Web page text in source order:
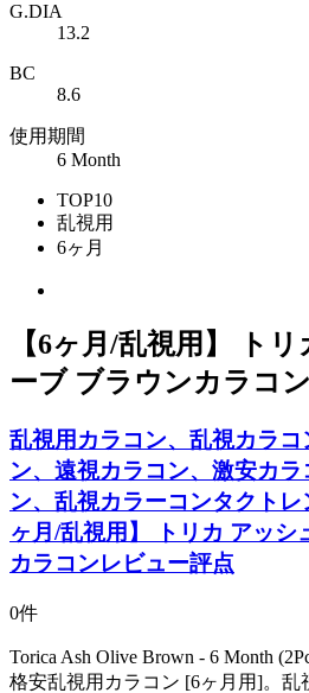
G.DIA
13.2
BC
8.6
使用期間
6 Month
TOP10
乱視用
6ヶ月
【6ヶ月/乱視用】 ト
ーブ ブラウンカラコン
乱視用カラコン、乱視カラコ
ン、遠視カラコン、激安カラ
ン、乱視カラーコンタクト
ヶ月/乱視用】 トリカ アッシ
カラコンレビュー評点
0件
Torica Ash Olive Brown - 6 Month
格安乱視用カラコン [6ヶ月用]。乱